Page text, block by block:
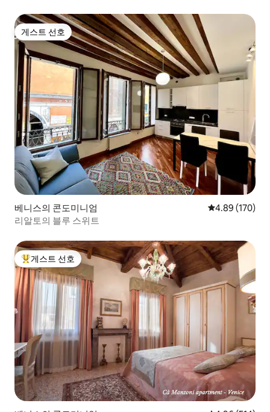
게스트 선호
게스트 선호
베니스의 콘도미니엄 평점 4.89점(5
4.89 (170)
리알토의 블루 스위트
상위 게스트 선호
게스트 선호